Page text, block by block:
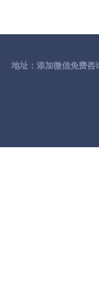
地址：添加微信免费